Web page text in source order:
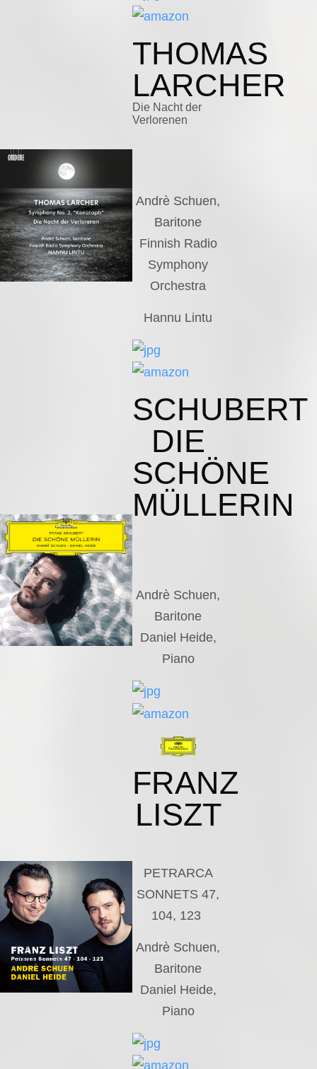
THOMAS
LARCHER
Die Nacht der
Verlorenen
Andrè Schuen,
Baritone
Finnish Radio
Symphony
Orchestra
Hannu Lintu
SCHUBERT
DIE
SCHÖNE
MÜLLERIN
Andrè Schuen,
Baritone
Daniel Heide,
Piano
FRANZ
LISZT
PETRARCA
SONNETS 47,
104, 123
Andrè Schuen,
Baritone
Daniel Heide,
Piano